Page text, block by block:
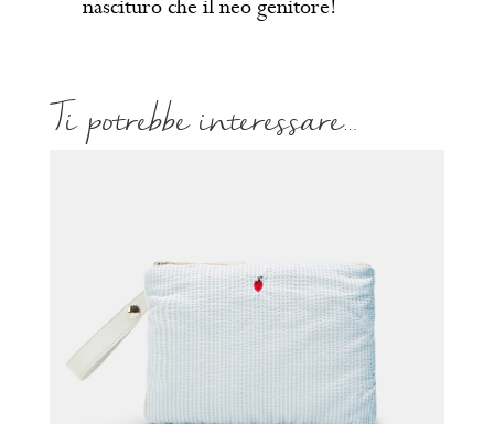
nascituro che il neo genitore!
Ti potrebbe interessare…